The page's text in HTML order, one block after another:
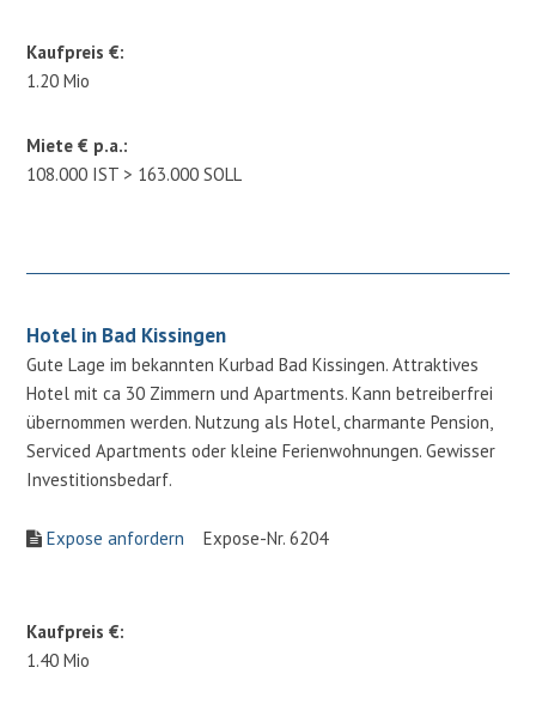
Kaufpreis €:
1.20 Mio
Miete € p.a.:
108.000 IST > 163.000 SOLL
Hotel in Bad Kissingen
Gute Lage im bekannten Kurbad Bad Kissingen. Attraktives
Hotel mit ca 30 Zimmern und Apartments. Kann betreiberfrei
übernommen werden. Nutzung als Hotel, charmante Pension,
Serviced Apartments oder kleine Ferienwohnungen. Gewisser
Investitionsbedarf.
Expose anfordern Expose-Nr. 6204
Kaufpreis €:
1.40 Mio